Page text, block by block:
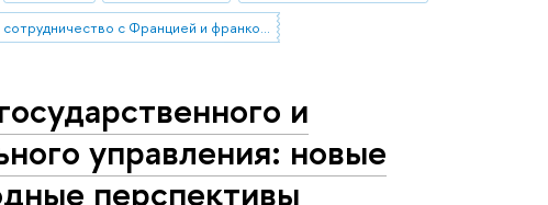
сотрудничество с Францией и франкоязычными странами
и
управления: новые
перспективы